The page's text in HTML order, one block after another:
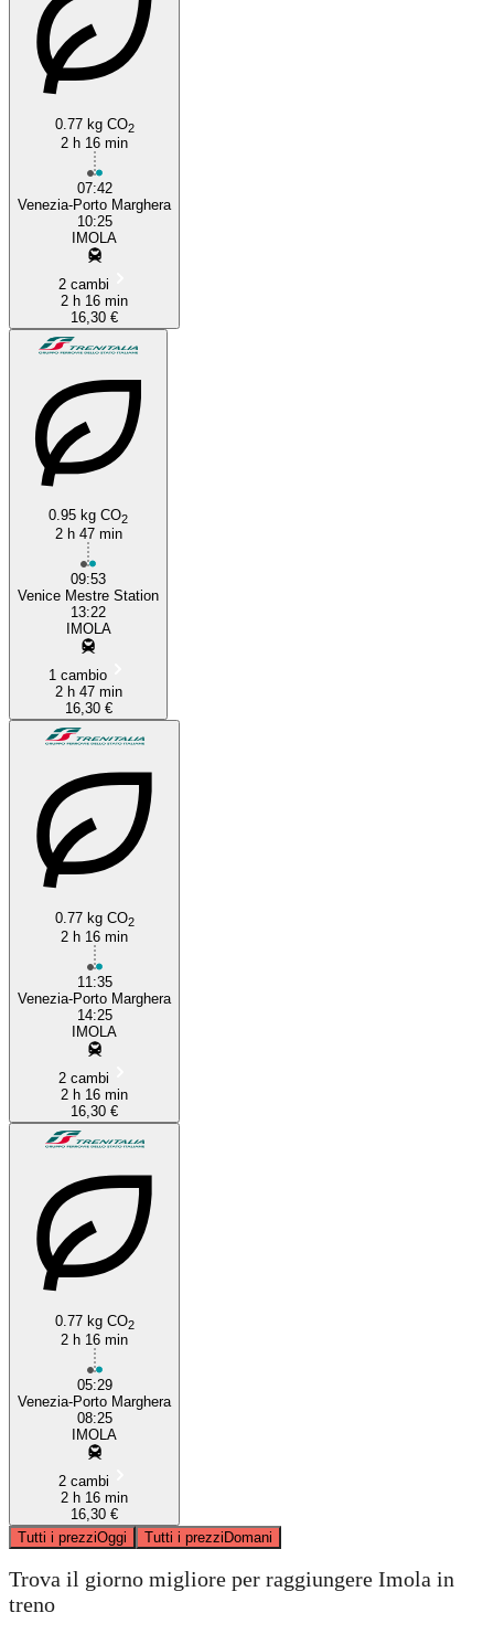
0.77 kg CO2
2 h 16 min
07:42
Venezia-Porto Marghera
10:25
IMOLA
2 cambi
2 h 16 min
16,30 €
0.95 kg CO2
2 h 47 min
09:53
Venice Mestre Station
13:22
IMOLA
1 cambio
2 h 47 min
16,30 €
0.77 kg CO2
2 h 16 min
11:35
Venezia-Porto Marghera
14:25
IMOLA
2 cambi
2 h 16 min
16,30 €
0.77 kg CO2
2 h 16 min
05:29
Venezia-Porto Marghera
08:25
IMOLA
2 cambi
2 h 16 min
16,30 €
Tutti i prezziOggi Tutti i prezziDomani
Trova il giorno migliore per raggiungere Imola in
treno